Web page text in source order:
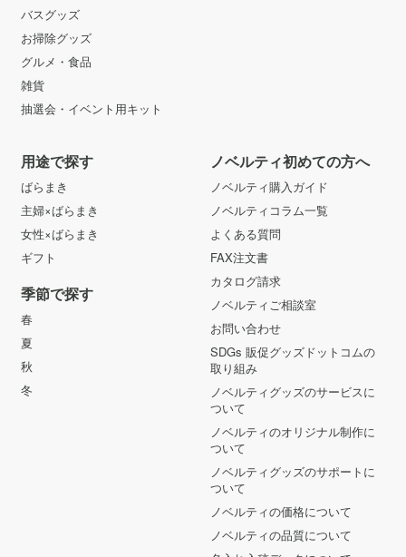
バスグッズ
お掃除グッズ
グルメ・食品
雑貨
抽選会・イベント用キット
用途で探す
ばらまき
主婦×ばらまき
女性×ばらまき
ギフト
季節で探す
春
夏
秋
冬
ノベルティ初めての方へ
ノベルティ購入ガイド
ノベルティコラム一覧
よくある質問
FAX注文書
カタログ請求
ノベルティご相談室
お問い合わせ
SDGs 販促グッズドットコムの
取り組み
ノベルティグッズのサービスに
ついて
ノベルティのオリジナル制作に
ついて
ノベルティグッズのサポートに
ついて
ノベルティの価格について
ノベルティの品質について